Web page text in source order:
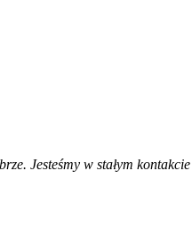
Jesteśmy w stałym